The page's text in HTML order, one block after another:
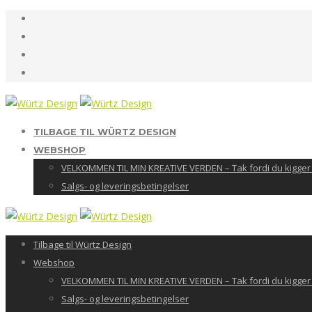
TILBAGE TIL WÜRTZ DESIGN
WEBSHOP
VELKOMMEN TIL MIN KREATIVE VERDEN – Tak fordi du
Salgs- og leveringsbetingelser
Tilbage til Würtz Design
Webshop
VELKOMMEN TIL MIN KREATIVE VERDEN – Tak fordi du
Salgs- og leveringsbetingelser